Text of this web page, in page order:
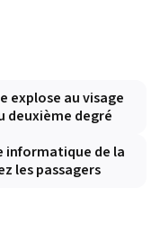
explose au visage
deuxième degré
informatique de la
les passagers